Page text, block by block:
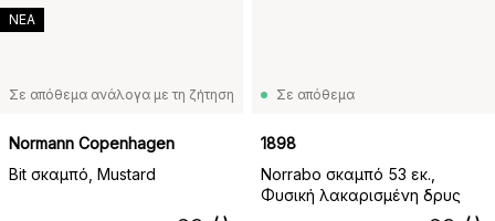
Σε απόθεμα ανάλογα με τη ζήτηση
Normann Copenhagen
Bit σκαμπό, Mustard
ΝΕΑ
Σε απόθεμα
1898
Norrabo σκαμπό 53 εκ.,
Φυσική λακαρισμένη δρυς